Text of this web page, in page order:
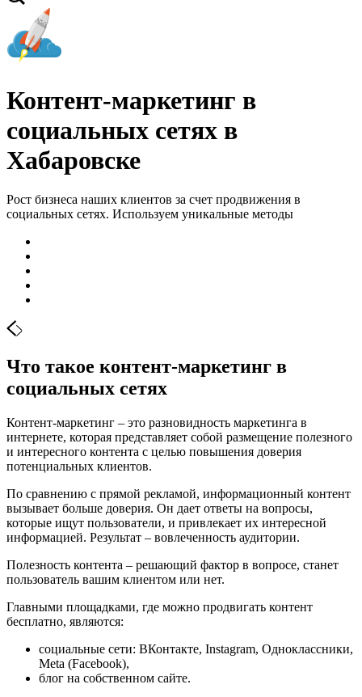
Контент-маркетинг в
социальных сетях в
Хабаровске
Рост бизнеса наших клиентов за счет продвижения в
социальных сетях. Используем уникальные методы
Что такое контент-маркетинг в
социальных сетях
Контент-маркетинг – это разновидность маркетинга в
интернете, которая представляет собой размещение полезного
и интересного контента с целью повышения доверия
потенциальных клиентов.
По сравнению с прямой рекламой, информационный контент
вызывает больше доверия. Он дает ответы на вопросы,
которые ищут пользователи, и привлекает их интересной
информацией. Результат – вовлеченность аудитории.
Полезность контента – решающий фактор в вопросе, станет
пользователь вашим клиентом или нет.
Главными площадками, где можно продвигать контент
бесплатно, являются:
социальные сети: ВКонтакте, Instagram, Одноклассники,
Meta (Facebook),
блог на собственном сайте.